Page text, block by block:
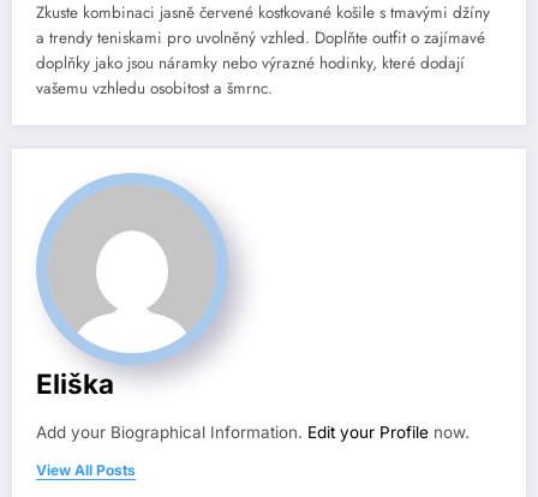
Zkuste kombinaci jasně červené kostkované košile s tmavými džíny
a trendy teniskami pro uvolněný vzhled. Doplňte outfit o zajímavé
doplňky jako jsou náramky nebo výrazné hodinky, které dodají
vašemu vzhledu osobitost a šmrnc.
Eliška
Add your Biographical Information. Edit your Profile now.
View All Posts